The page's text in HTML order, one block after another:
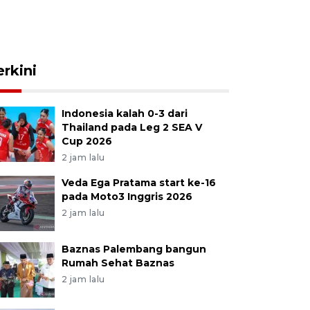
Indonesia kalah 0-3 dari
Thailand pada Leg 2 SEA V
Cup 2026
2 jam lalu
Veda Ega Pratama start ke-16
pada Moto3 Inggris 2026
2 jam lalu
Baznas Palembang bangun
Rumah Sehat Baznas
2 jam lalu